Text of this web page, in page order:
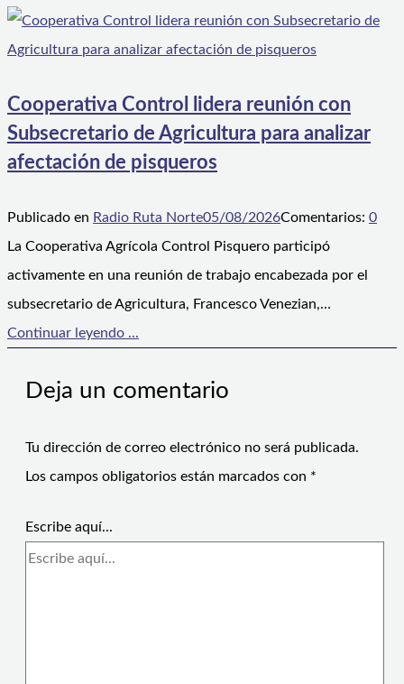
Cooperativa Control lidera reunión con
Subsecretario de Agricultura para analizar
afectación de pisqueros
Publicado en Radio Ruta Norte05/08/2026Comentarios: 0
La Cooperativa Agrícola Control Pisquero participó
activamente en una reunión de trabajo encabezada por el
subsecretario de Agricultura, Francesco Venezian,…
Continuar leyendo ...
Deja un comentario
Tu dirección de correo electrónico no será publicada.
Los campos obligatorios están marcados con *
Escribe aquí...